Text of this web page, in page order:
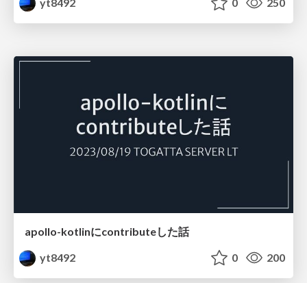
apollo-kotlinにcontributeした話
yt8492
0 200